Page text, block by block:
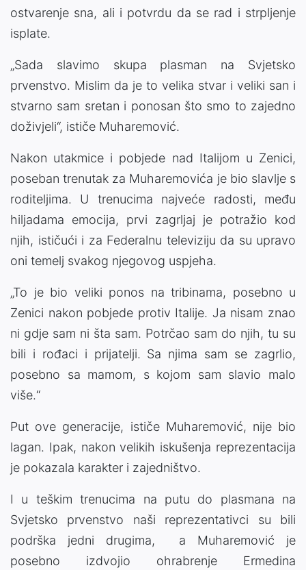
ostvarenje sna, ali i potvrdu da se rad i strpljenje
isplate.
„Sada slavimo skupa plasman na Svjetsko
prvenstvo. Mislim da je to velika stvar i veliki san i
stvarno sam sretan i ponosan što smo to zajedno
doživjeli“, ističe Muharemović.
Nakon utakmice i pobjede nad Italijom u Zenici,
poseban trenutak za Muharemovića je bio slavlje s
roditeljima. U trenucima najveće radosti, među
hiljadama emocija, prvi zagrljaj je potražio kod
njih, ističući i za Federalnu televiziju da su upravo
oni temelj svakog njegovog uspjeha.
„To je bio veliki ponos na tribinama, posebno u
Zenici nakon pobjede protiv Italije. Ja nisam znao
ni gdje sam ni šta sam. Potrčao sam do njih, tu su
bili i rođaci i prijatelji. Sa njima sam se zagrlio,
posebno sa mamom, s kojom sam slavio malo
više.“
Put ove generacije, ističe Muharemović, nije bio
lagan. Ipak, nakon velikih iskušenja reprezentacija
je pokazala karakter i zajedništvo.
I u teškim trenucima na putu do plasmana na
Svjetsko prvenstvo naši reprezentativci su bili
podrška jedni drugima, a Muharemović je
posebno izdvojio ohrabrenje Ermedina